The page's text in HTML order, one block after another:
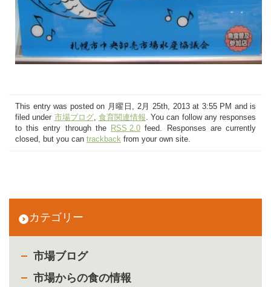
カテゴリー
市場ブログ
市場からの食の情報
This entry was posted on 月曜日, 2月 25th, 2013 at 3:55 PM and is
filed under 市場ブログ, 食育関連情報. You can follow any responses
to this entry through the
RSS 2.0 feed. Responses are currently
closed, but you can trackback from your own site.